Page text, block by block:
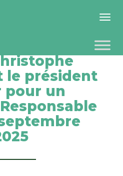
Toggle
le président
pour un